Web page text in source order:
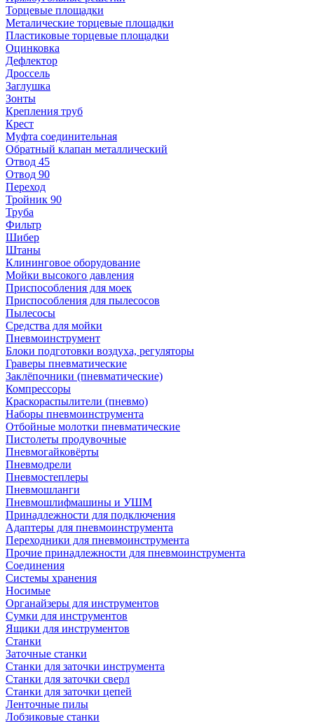
Торцевые площадки
Металические торцевые площадки
Пластиковые торцевые площадки
Оцинковка
Дефлектор
Дроссель
Заглушка
Зонты
Крепления труб
Крест
Муфта соединительная
Обратный клапан металлический
Отвод 45
Отвод 90
Переход
Тройник 90
Труба
Фильтр
Шибер
Штаны
Клининговое оборудование
Мойки высокого давления
Приспособления для моек
Приспособления для пылесосов
Пылесосы
Средства для мойки
Пневмоинструмент
Блоки подготовки воздуха, регуляторы
Граверы пневматические
Заклёпочники (пневматические)
Компрессоры
Краскораспылители (пневмо)
Наборы пневмоинструмента
Отбойные молотки пневматические
Пистолеты продувочные
Пневмогайковёрты
Пневмодрели
Пневмостеплеры
Пневмошланги
Пневмошлифмашины и УШМ
Принадлежности для подключения
Адаптеры для пневмоинструмента
Переходники для пневмоинструмента
Прочие принадлежности для пневмоинструмента
Соединения
Системы хранения
Носимые
Органайзеры для инструментов
Сумки для инструментов
Ящики для инструментов
Станки
Заточные станки
Станки для заточки инструмента
Станки для заточки сверл
Станки для заточки цепей
Ленточные пилы
Лобзиковые станки